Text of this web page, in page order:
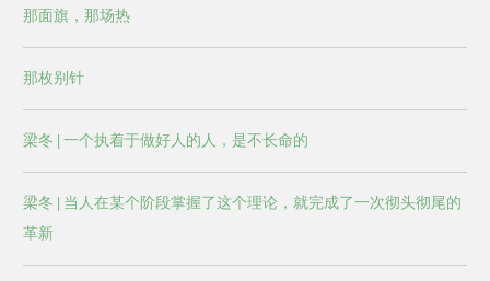
那面旗，那场热
那枚别针
梁冬 | 一个执着于做好人的人，是不长命的
梁冬 | 当人在某个阶段掌握了这个理论，就完成了一次彻头彻尾的
革新